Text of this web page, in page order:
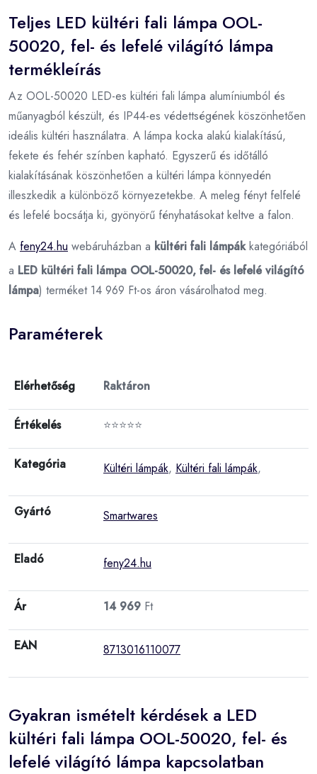
Teljes LED kültéri fali lámpa OOL-
50020, fel- és lefelé világító lámpa
termékleírás
Az OOL-50020 LED-es kültéri fali lámpa alumíniumból és
műanyagból készült, és IP44-es védettségének köszönhetően
ideális kültéri használatra. A lámpa kocka alakú kialakítású,
fekete és fehér színben kapható. Egyszerű és időtálló
kialakításának köszönhetően a kültéri lámpa könnyedén
illeszkedik a különböző környezetekbe. A meleg fényt felfelé
és lefelé bocsátja ki, gyönyörű fényhatásokat keltve a falon.
A feny24.hu webáruházban a kültéri fali lámpákkategóriából
a LED kültéri fali lámpa OOL-50020, fel- és lefelé világító
lámpa) terméket 14 969 Ft-os áron vásárolhatod meg.
Paraméterek
Elérhetőség Raktáron
Értékelés ⭐⭐⭐⭐⭐
Kategória Kültéri lámpák, Kültéri fali lámpák,
Gyártó Smartwares
Eladó feny24.hu
Ár 14 969 Ft
EAN 8713016110077
Gyakran ismételt kérdések a LED
kültéri fali lámpa OOL-50020, fel- és
lefelé világító lámpa kapcsolatban